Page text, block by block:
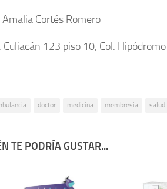
Amalia Cortés Romero
: Culiacán 123 piso 10, Col.
doctor medicina membresia salud
TE PODRÍA GUSTAR...